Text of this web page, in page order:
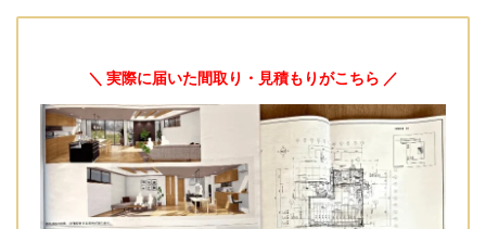
＼ 実際に届いた間取り・見積もりがこちら ／